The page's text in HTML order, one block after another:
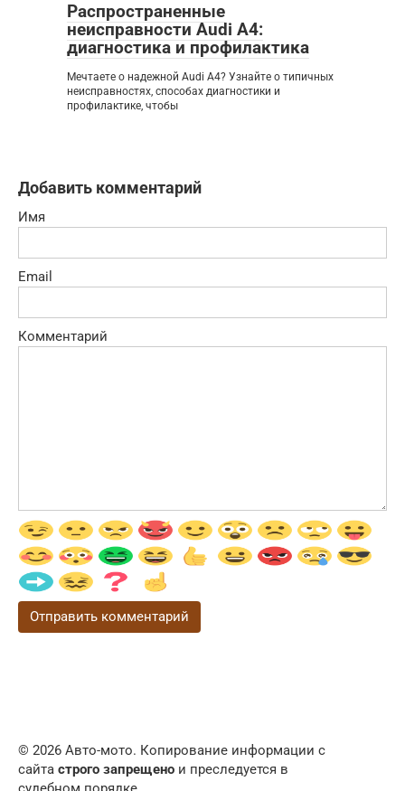
Распространенные
неисправности Audi A4:
диагностика и профилактика
Мечтаете о надежной Audi A4? Узнайте о типичных
неисправностях, способах диагностики и
профилактике, чтобы
Добавить комментарий
Имя
Email
Комментарий
© 2026 Авто-мото. Копирование информации с
сайта строго запрещено и преследуется в